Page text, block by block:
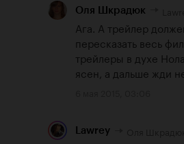
Оля Шкрадюк
Ага. А трейлер
пересказать весь
трейлеры в духе
ясен, а дальше жди
Lawrey